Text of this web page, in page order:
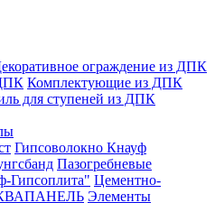
ограждение из ДПК
Комплектующие из ДПК
для ступеней из ДПК
Гипсоволокно Кнауф
Пазогребневые
Гипсоплита" Цементно-
Элементы